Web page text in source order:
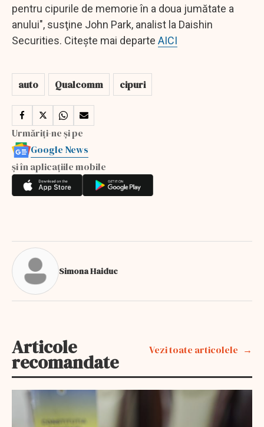
pentru cipurile de memorie în a doua jumătate a
anului", susţine John Park, analist la Daishin
Securities. Citește mai departe AICI
auto Qualcomm cipuri
Urmăriți-ne și pe
Google News
și în aplicațiile mobile
Simona Haiduc
Articole
recomandate
Vezi toate articolele